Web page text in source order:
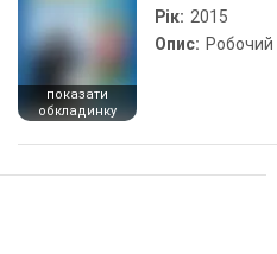
показати
обкладинку
Рік: 2015
Опис: